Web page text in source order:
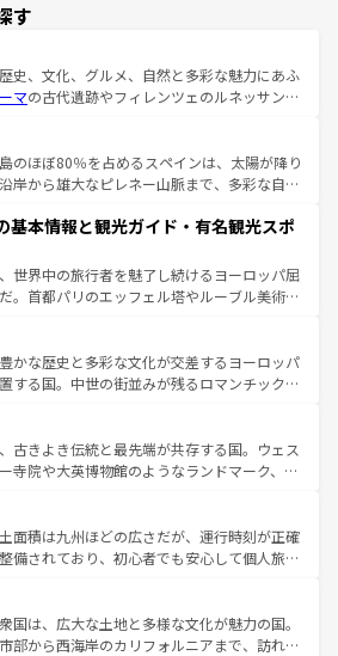
す
史、文化、グルメ、自然と多彩な魅力にあふ
マの古代遺跡やフィレンツェのルネッサンス
ーナの美しい田園風景やアマルフィ海岸の絶
景観も見逃せない。観光の合間には、本場の
など、絶品のイタリア料理を堪能することも
イタリアで、忘れられない旅をしてみよう！
イタリア情報は
のほぼ80％を占めるスペインは、太陽が降り
岸から雄大なピレネー山脈まで、多彩な自然
この国では、情熱的なフラメンコ、熱気あふ
して美味しいタパスが生活の一部となってい
リードの洗練された雰囲気や、バルセロナの
た街角から、地方では古代ローマ遺跡や中世
よって風土や気候が異なるスペインはその個
性で訪れる人を魅了する。 なお、新着のスペイン情報は コ
を参照してほしい。
基本情報と観光ガイド・有名観光スポ
世界中の旅行者を魅了し続けるヨーロッパ屈
。首都パリのエッフェル塔やルーブル美術館
力が詰まっている。華麗な宮殿、歴史的な大
ビーチ、そして豊かな自然が、訪れる者を心
。また、フランスは美食の国としても知ら
パンの発祥地であるランス、プロヴァンスの
ンダー畑など、多彩な楽しみ方が可能だ。さ
外の地域にも魅力が溢れており、どの街角に
を運ぶとそれぞれで全く異なる文化を体験で
きるだろう。 なお、新着のフランス情報はコンテンツ一覧
しい。
かな歴史と多彩な文化が交差するヨーロッパ
する国。中世の街並みが残るロマンチック街
国は、どこを歩いても飽きることがない。ベ
的活気、バイエルン州のアルプスの絶景、そ
沿いのワイン畑といった風景は必見。ビール
にはぜひ体験してほしい。 なお、新着の
コンテンツ一覧を参照してほしい。
古きよき伝統と最先端が共存する国。ウェス
寺院や大英博物館のようなランドマーク、歴
なる魅力がある。また、優雅なアフタヌーン
ル好きにはたまらない英国パブ、サッカー観
だからこそできる体験も豊富。イギリスを旅
照してほしい。
面積は九州ほどの広さだが、運行時刻が正確
備されており、初心者でも安心して個人旅行
まま残る町や、スイスならではのユニークな
、アルプス観光だけでなく町歩きも満喫する
。国民の所得が高いため物価も高いが、旅行
国は、広大な土地と多様な文化が魅力の国。
部から西海岸のカリフォルニアまで、訪れる